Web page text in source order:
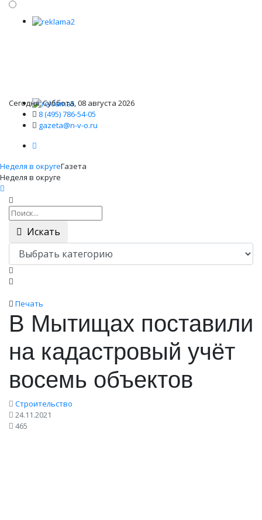
Сегодня: Суббота, 08 августа 2026
8 (495) 786-54-05
gazeta@n-v-o.ru
Неделя в округеГазета
Неделя в округе
Искать
Печать
В Мытищах поставили
на кадастровый учёт
восемь объектов
Строительство
24.11.2021
465